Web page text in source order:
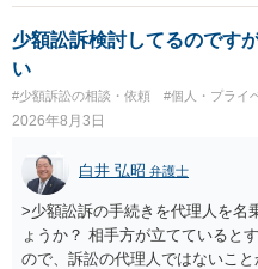
されない場合には、貴殿には任
し、やむを得ず、返還金23万円
を求める民事訴訟、支払督促そ
いても併せて請求する予定です
は、貴殿自らが契約を解約した
求めるものにすぎません。貴殿
の内部事情は、私に対する返還
及ぼすものではありません。 こ
せることなく、誠意をもって速
く求めます。 以上
少額訟訴検討してるのです
い
#少額訴訟の相談・依頼 #個人・プライ
2026年8月3日
白井 弘昭 弁護士
>少額訟訴の手続きを代理人を名
ょうか？ 相手方が立てていると
ので、訴訟の代理人ではないこ